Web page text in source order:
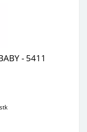
- 5411